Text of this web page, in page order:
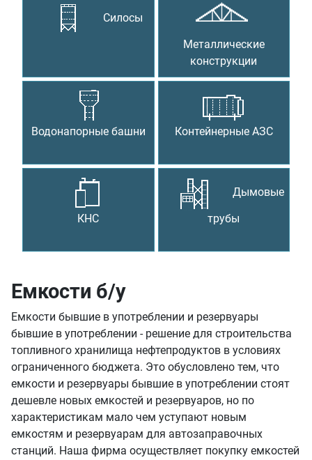
Силосы
Металлические
конструкции
Водонапорные башни Контейнерные АЗС
КНС
Дымовые
трубы
Емкости б/у
Емкости бывшие в употреблении и резервуары
бывшие в употреблении - решение для строительства
топливного хранилища нефтепродуктов в условиях
ограниченного бюджета. Это обусловлено тем, что
емкости и резервуары бывшие в употреблении стоят
дешевле новых емкостей и резервуаров, но по
характеристикам мало чем уступают новым
емкостям и резервуарам для автозаправочных
станций. Наша фирма осуществляет покупку емкостей